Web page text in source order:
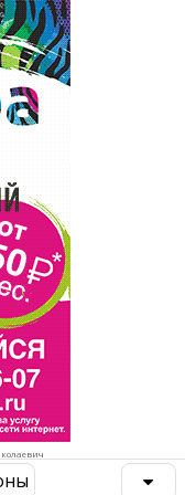
и финансы
Экспертиза, Страхование
организации